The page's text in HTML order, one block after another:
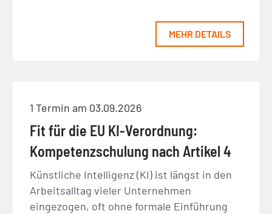
MEHR DETAILS
1 Termin am 03.09.2026
Fit für die EU KI-Verordnung:
Kompetenzschulung nach Artikel 4
Künstliche Intelligenz (KI) ist längst in den
Arbeitsalltag vieler Unternehmen
eingezogen, oft ohne formale Einführung